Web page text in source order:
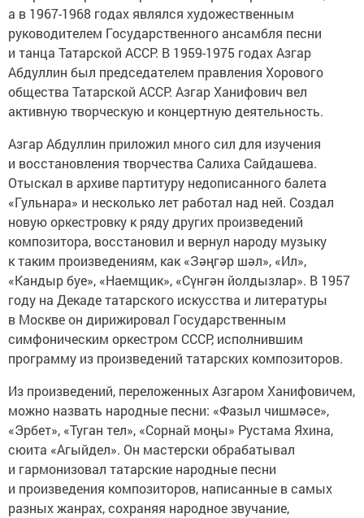
а в 1967-1968 годах являлся художественным
руководителем Государственного ансамбля песни
и танца Татарской АССР. В 1959-1975 годах Азгар
Абдуллин был председателем правления Хорового
общества Татарской АССР. Азгар Ханифович вел
активную творческую и концертную деятельность.
Азгар Абдуллин приложил много сил для изучения
и восстановления творчества Салиха Сайдашева.
Отыскал в архиве партитуру недописанного балета
«Гульнара» и несколько лет работал над ней. Создал
новую оркестровку к ряду других произведений
композитора, восстановил и вернул народу музыку
к таким произведениям, как «Зәңгәр шәл», «Ил»,
«Кандыр буе», «Наемщик», «Сүнгән йолдызлар». В 1957
году на Декаде татарского искусства и литературы
в Москве он дирижировал Государственным
симфоническим оркестром СССР, исполнившим
программу из произведений татарских композиторов.
Из произведений, переложенных Азгаром Ханифовичем,
можно назвать народные песни: «Фазыл чишмәсе»,
«Эрбет», «Туган тел», «Сорнай моңы» Рустама Яхина,
сюита «Агыйдел». Он мастерски обрабатывал
и гармонизовал татарские народные песни
и произведения композиторов, написанные в самых
разных жанрах, сохраняя народное звучание,